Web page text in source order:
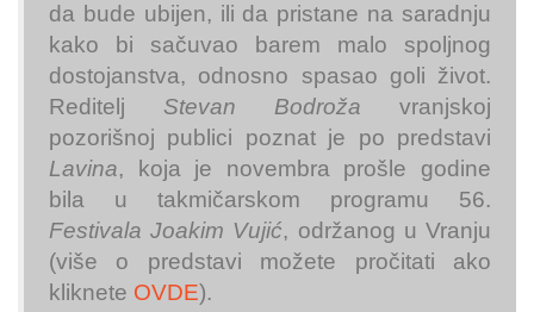
da bude ubijen, ili da pristane na saradnju
kako bi sačuvao barem malo spoljnog
dostojanstva, odnosno spasao goli život.
Reditelj Stevan Bodroža vranjskoj
pozorišnoj publici poznat je po predstavi
Lavina, koja je novembra prošle godine
bila u takmičarskom programu 56.
Festivala Joakim Vujić, održanog u Vranju
(više o predstavi možete pročitati ako
kliknete OVDE).